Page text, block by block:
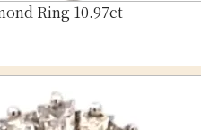
Ring 10.97ct